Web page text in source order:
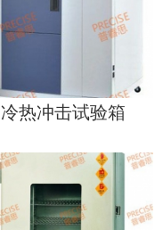
冷热冲击试验箱